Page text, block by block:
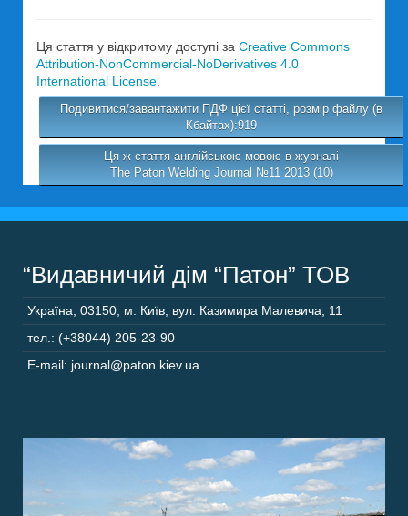
Ця стаття у відкритому доступі за Creative Commons
Attribution-NonCommercial-NoDerivatives 4.0
International License
Подивитися/завантажити ПДФ цієї статті, розмір файлу (в
Кбайтах):919
Ця ж стаття англійською мовою в журналі
The Paton Welding Journal №11 2013 (10)
“Видавничий дім “Патон” ТОВ
Україна 03150 м. Київ, вул. Казимира Малевича, 11
тел.: (+38044) 205-23-90
E-mail: journal@paton.kiev.ua